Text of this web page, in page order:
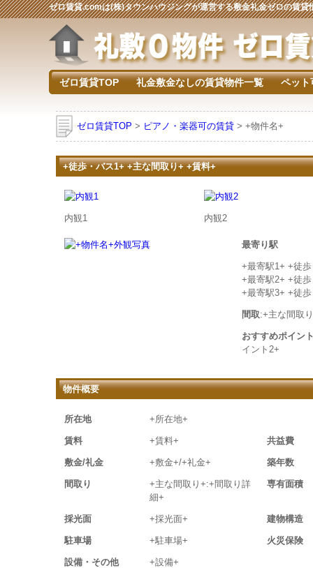
ゼロ賃貸.comは(株)タウンハウジングが運営する敷金礼金ゼロの賃貸
ゼロ賃貸TOP 礼金敷金なしの賃貸物件一覧 ペット
ゼロ賃貸TOP > ピアノ・楽器可の賃貸 > +物件名+
+徒歩・バス1+ +主な間取り+ +賃料+
内観1 内観2
最寄り駅
+最寄駅1+ +徒
+最寄駅2+ +徒
+最寄駅3+ +徒
間取:+主な間取
おすすめポイン
イント2+
物件概要
所在地 +所在地+
賃料 +賃料+ 共益費
敷金/礼金 +敷金+/+礼金+ 築年数
間取り
+主な間取り+:+間取り詳
細+
専有面積
採光面 +採光面+ 建物構造
駐車場 +駐車場+ 火災保険
設備・その他 +設備+